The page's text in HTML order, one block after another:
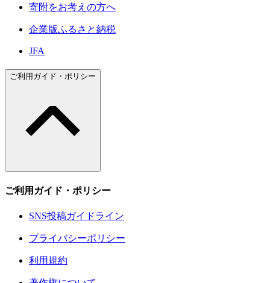
寄附をお考えの方へ
企業版ふるさと納税
JFA
ご利用ガイド・ポリシー
ご利用ガイド・ポリシー
SNS投稿ガイドライン
プライバシーポリシー
利用規約